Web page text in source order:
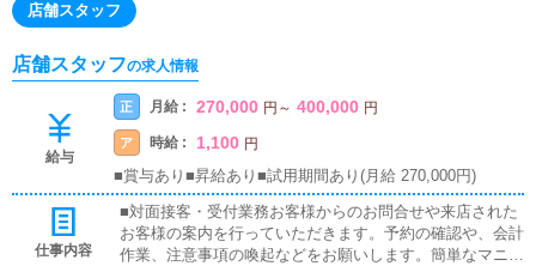
店舗スタッフ
店舗スタッフの求人情報
給与
正 月給 : 270,000 円 ～ 400,000 円
ア 時給 : 1,100 円
■賞与あり■昇給あり■試用期間あり(月給 270,000円)
仕事内容
■対面接客・受付業務お客様からのお問合せや来店された
お客様の案内を行っていただきます。予約の確認や、会計
作業、注意事項の喚起などをお願いします。簡単なマニュ